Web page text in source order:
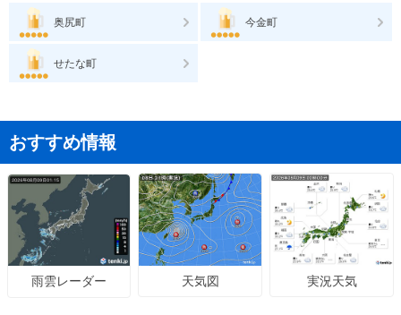
奥尻町 今金町
せたな町
おすすめ情報
雨雲レーダー 天気図 実況天気